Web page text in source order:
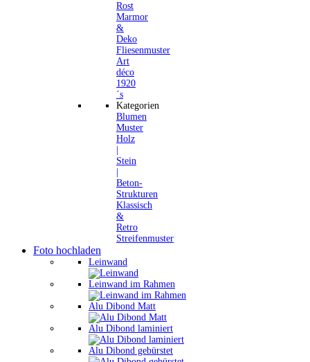
Rost
Marmor
&
Deko
Fliesenmuster
Art
déco
1920
´s
Kategorien
Blumen
Muster
Holz
Stein
Beton-
Strukturen
Klassisch
&
Retro
Streifenmuster
Foto hochladen
Leinwand
Leinwand im Rahmen
Alu Dibond Matt
Alu Dibond laminiert
Alu Dibond gebürstet